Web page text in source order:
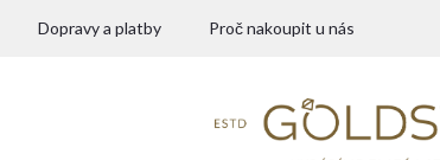
Dopravy a platby Proč nakoupit u nás